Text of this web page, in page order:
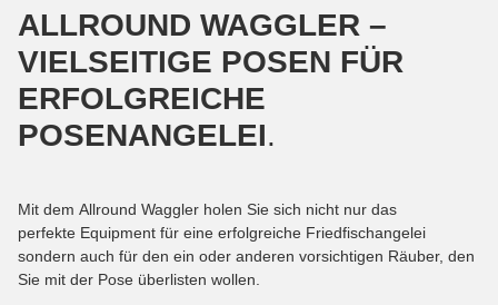
ALLROUND WAGGLER –
VIELSEITIGE POSEN FÜR
ERFOLGREICHE
POSENANGELEI.
Mit dem Allround Waggler holen Sie sich nicht nur das
perfekte Equipment für eine erfolgreiche Friedfischangelei
sondern auch für den ein oder anderen vorsichtigen Räuber, den
Sie mit der Pose überlisten wollen.